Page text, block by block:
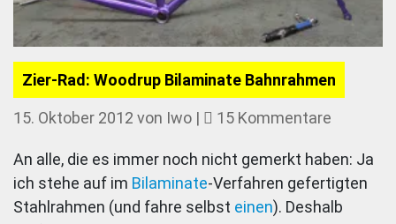
Zier-Rad: Woodrup Bilaminate Bahnrahmen
15. Oktober 2012 von Iwo | 15 Kommentare
Rad:
Woodrup
An alle, die es immer noch nicht gemerkt haben: Ja
ich stehe auf im Bilaminate-Verfahren gefertigten
Stahlrahmen (und fahre selbst einen). Deshalb